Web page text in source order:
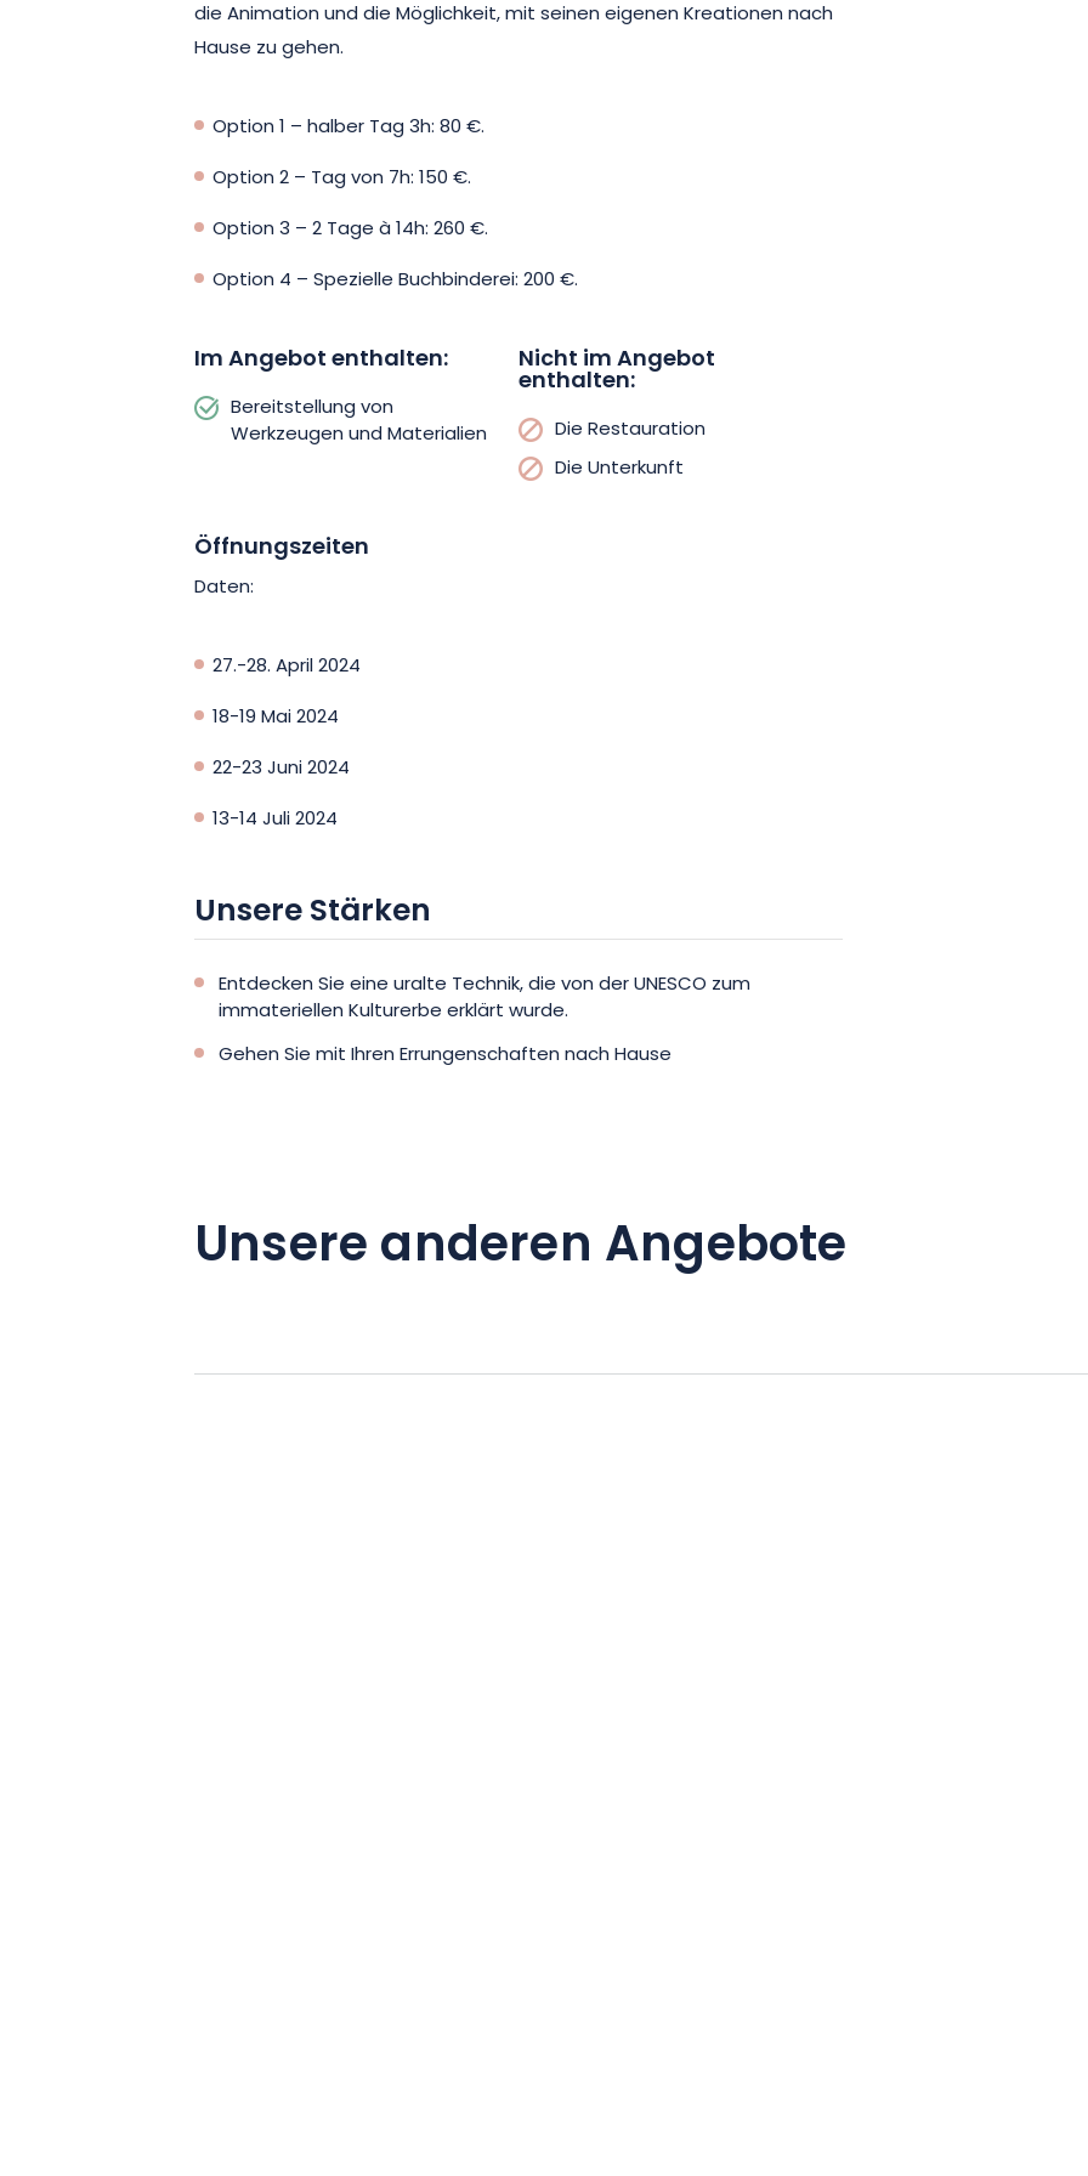
und Schönheit des Ebru-Papiers zu erkunden und nehmen Sie Ihre
eigenen marmorierten Kreationen mit nach Hause.
die Animation und die Möglichkeit, mit seinen eigenen Kreationen nach
Hause zu gehen.
Option 1 – halber Tag 3h: 80 €.
Option 2 – Tag von 7h: 150 €.
Option 3 – 2 Tage à 14h: 260 €.
Option 4 – Spezielle Buchbinderei: 200 €.
Im Angebot enthalten:
Bereitstellung von
Werkzeugen und Materialien
Nicht im Angebot
enthalten:
Die Restauration
Die Unterkunft
Öffnungszeiten
Daten:
27.-28. April 2024
18-19 Mai 2024
22-23 Juni 2024
13-14 Juli 2024
Unsere Stärken
Entdecken Sie eine uralte Technik, die von der UNESCO zum
immateriellen Kulturerbe erklärt wurde.
Gehen Sie mit Ihren Errungenschaften nach Hause
Unsere anderen Angebote